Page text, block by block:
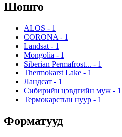
Шошго
ALOS - 1
CORONA - 1
Landsat - 1
Mongolia - 1
Siberian Permafrost... - 1
Thermokarst Lake - 1
Ландсат - 1
Сибирийн цэвдгийн муж - 1
Термокарстын нуур - 1
Форматууд